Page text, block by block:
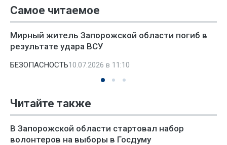
Самое читаемое
Мирный житель Запорожской области погиб в
результате удара ВСУ
БЕЗОПАСНОСТЬ10.07.2026 в 11:10
Читайте также
В Запорожской области стартовал набор
волонтеров на выборы в Госдуму